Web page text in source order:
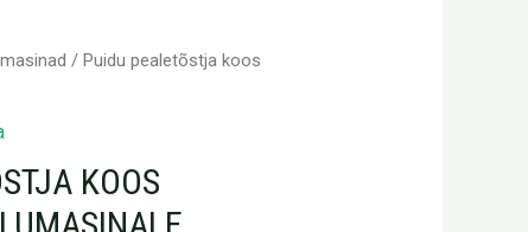
/ Puidu pealetõstja koos
KOOS